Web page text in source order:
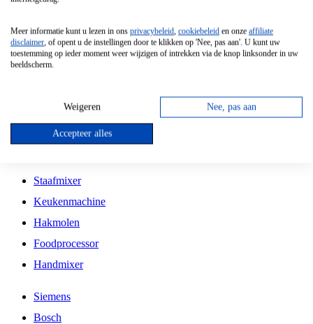
Vrijstaande Magnetron
Vrijstaande Kookplaat
Inbouw Gaskookplaat
Inbouw Keramische Kookplaat
Kookplaat Accessoires
Staafmixer
Keukenmachine
Hakmolen
Foodprocessor
Handmixer
Siemens
Bosch
Meer informatie kunt u lezen in ons privacybeleid, cookiebeleid en onze affiliate
disclaimer, of opent u de instellingen door te klikken op 'Nee, pas aan'. U kunt uw
toestemming op ieder moment weer wijzigen of intrekken via de knop linksonder in uw
beeldscherm.
Weigeren Nee, pas aan
Accepteer alles